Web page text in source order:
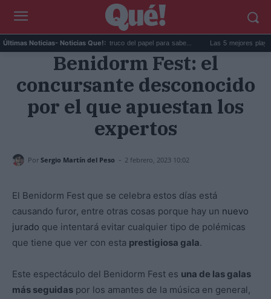
Últimas Noticias- Noticias Que!:
La goma de la nevera: el truco del papel para sabe... Las 5 mejores playas de
Benidorm Fest: el
concursante desconocido
por el que apuestan los
expertos
Por Sergio Martín del Peso - 2 febrero, 2023 10:02
El Benidorm Fest que se celebra estos días está
causando furor, entre otras cosas porque hay un nuevo
jurado que intentará evitar cualquier tipo de polémicas
que tiene que ver con esta prestigiosa gala.
Este espectáculo del Benidorm Fest es una de las galas
más seguidas por los amantes de la música en general,